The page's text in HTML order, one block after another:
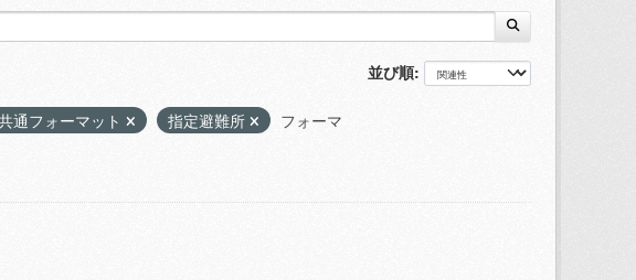
並び順
通フォーマット 指定避難所
フォーマ